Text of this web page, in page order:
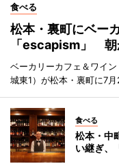
食べる
松本・裏町にベー
「escapism」 朝
ベーカリーカフェ＆ワイ
城東1）が松本・裏町に7月
食べる
松本・中
い継ぎ、